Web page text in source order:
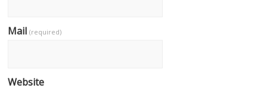
Mail(required)
Website